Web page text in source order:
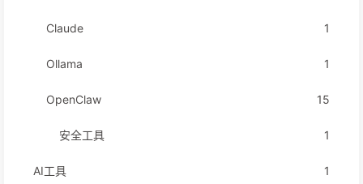
Claude 1
Ollama 1
OpenClaw 15
安全工具 1
AI工具 1